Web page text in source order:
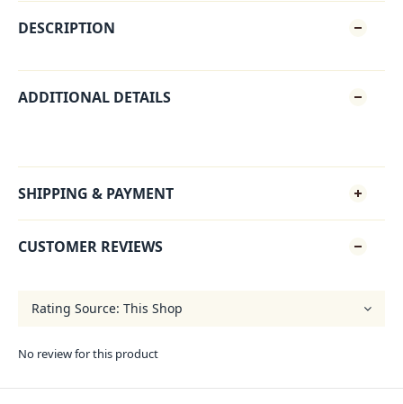
DESCRIPTION
ADDITIONAL DETAILS
SHIPPING & PAYMENT
CUSTOMER REVIEWS
No review for this product